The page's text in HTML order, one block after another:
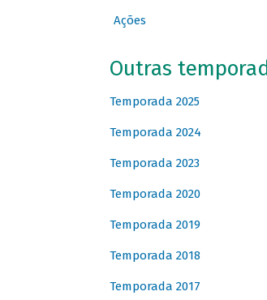
Ações
Outras
Temporada 2025
Temporada 2024
Temporada 2023
Temporada 2020
Temporada 2019
Temporada 2018
Temporada 2017